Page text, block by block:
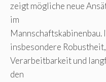
zeigt mögliche neue
im
Mannschaftskabinenbau.
insbesondere Robustheit,
Verarbeitbarkeit und
den